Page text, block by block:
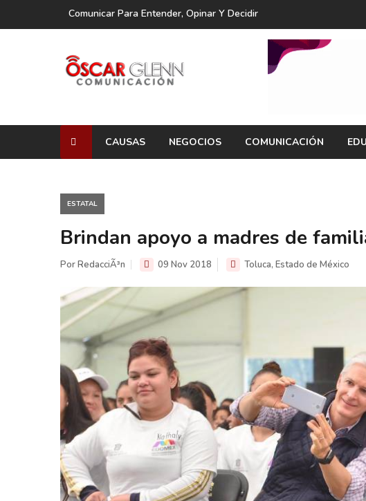
Comunicar Para Entender, Opinar Y Decidir
CAUSAS NEGOCIOS COMUNICACIÓN
ESTATAL
Brindan apoyo a madres de
Por RedacciÃ³n 09 Nov 2018 Toluca, Estado de México
en el ejercicio de sus
electorales
Y salió la propuesta de Reforma Electoral de
la Presidenta Sheinbaum